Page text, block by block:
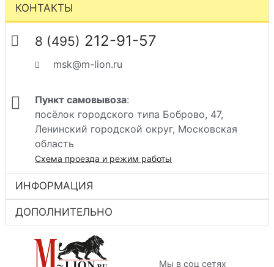
КОНТАКТЫ
8 (495) 212-91-57
msk@m-lion.ru
Пункт самовывоза:
посёлок городского типа Боброво, 47,
Ленинский городской округ, Московская
область
Схема проезда и режим работы
ИНФОРМАЦИЯ
ДОПОЛНИТЕЛЬНО
Мы в соц сетях